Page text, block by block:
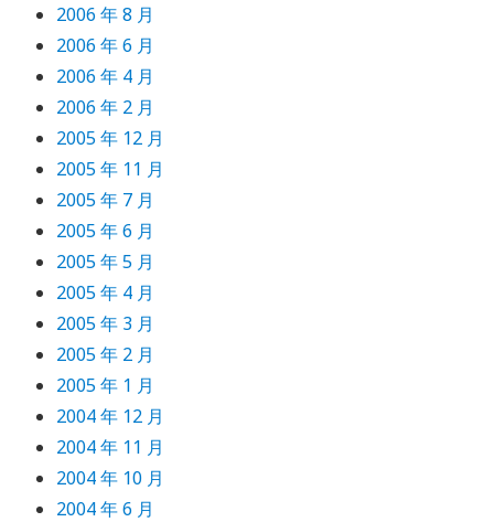
2006 年 8 月
2006 年 6 月
2006 年 4 月
2006 年 2 月
2005 年 12 月
2005 年 11 月
2005 年 7 月
2005 年 6 月
2005 年 5 月
2005 年 4 月
2005 年 3 月
2005 年 2 月
2005 年 1 月
2004 年 12 月
2004 年 11 月
2004 年 10 月
2004 年 6 月